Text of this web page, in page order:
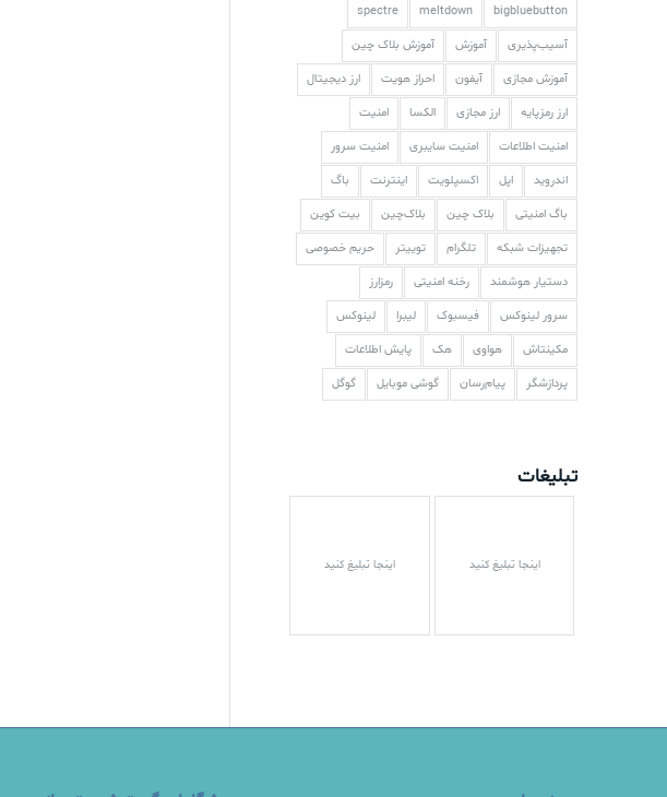
bigbluebutton
meltdown
spectre
آسیب‌پذیری آموزش آموزش بلاک چین
آموزش مجازی آیفون احراز هویت ارز دیجیتال
ارز رمزپایه ارز مجازی الکسا امنیت
امنیت اطلاعات امنیت سایبری امنیت سرور
اندروید اپل اکسپلویت اینترنت باگ
باگ امنیتی بلاک چین بلاک‌چین بیت کوین
تجهیزات شبکه تلگرام توییتر حریم خصوصی
دستیار هوشمند رخنه امنیتی رمزارز
سرور لینوکس فیسبوک لیبرا لینوکس
مکینتاش هواوی هک پایش اطلاعات
پردازشگر پیام‌رسان گوشی موبایل گوگل
تبلیغات
اینجا تبلیغ کنید اینجا تبلیغ کنید